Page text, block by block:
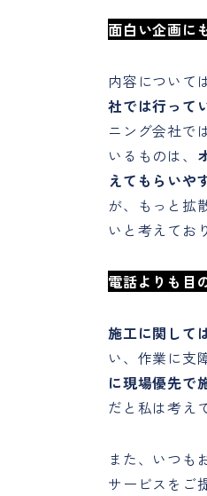
面白い企画に
内容について
社では行って
ニング会社で
いるものは、
えてもらいや
が、もっと拡
いと考えてお
電話よりも目
施工に関して
い、作業に支
に現場優先で
だと私は考え
また、いつも
サービスをご